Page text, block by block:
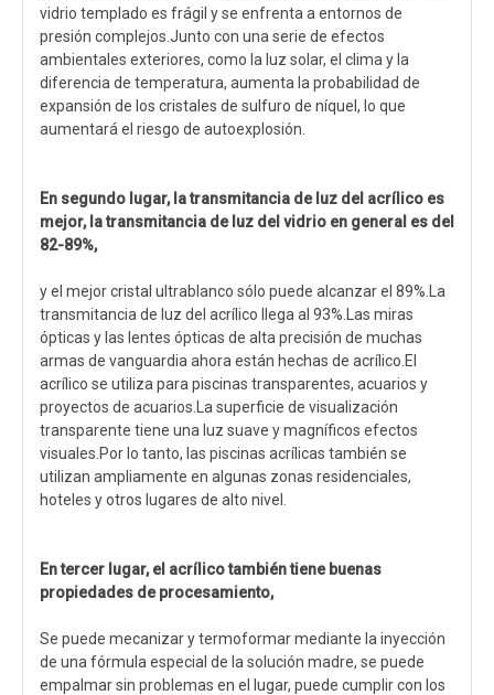
vidrio templado es frágil y se enfrenta a entornos de
presión complejos.Junto con una serie de efectos
ambientales exteriores, como la luz solar, el clima y la
diferencia de temperatura, aumenta la probabilidad de
expansión de los cristales de sulfuro de níquel, lo que
aumentará el riesgo de autoexplosión.
En segundo lugar, la transmitancia de luz del acrílico es
mejor, la transmitancia de luz del vidrio en general es del
82-89%,
y el mejor cristal ultrablanco sólo puede alcanzar el 89%.La
transmitancia de luz del acrílico llega al 93%.Las miras
ópticas y las lentes ópticas de alta precisión de muchas
armas de vanguardia ahora están hechas de acrílico.El
acrílico se utiliza para piscinas transparentes, acuarios y
proyectos de acuarios.La superficie de visualización
transparente tiene una luz suave y magníficos efectos
visuales.Por lo tanto, las piscinas acrílicas también se
utilizan ampliamente en algunas zonas residenciales,
hoteles y otros lugares de alto nivel.
En tercer lugar, el acrílico también tiene buenas
propiedades de procesamiento,
Se puede mecanizar y termoformar mediante la inyección
de una fórmula especial de la solución madre, se puede
empalmar sin problemas en el lugar, puede cumplir con los